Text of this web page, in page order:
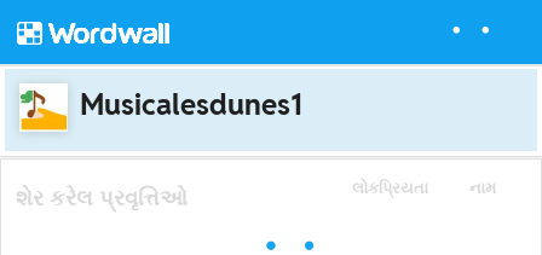
Musicalesdunes1
લોકપ્રિયતા નામ
શેર કરેલ પ્રવૃત્તિઓ